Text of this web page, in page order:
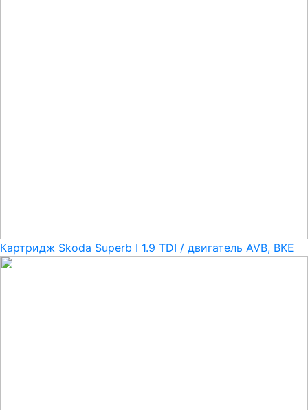
Картридж Skoda Superb I 1.9 TDI / двигатель AVB, BKE